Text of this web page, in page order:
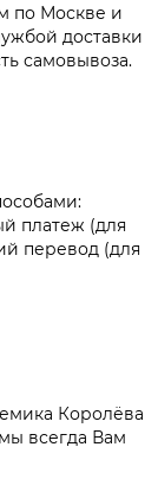
по Москве и
доставки
самовывоза.
платеж (для
перевод (для
Королёва
мы всегда Вам